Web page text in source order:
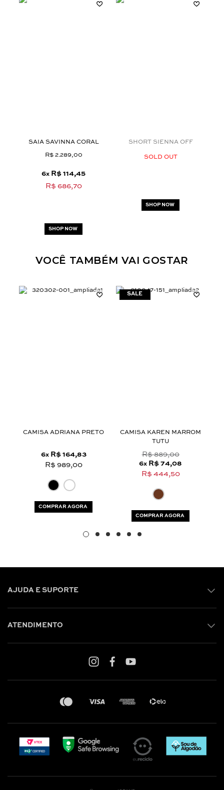
Aceito ostermos e polí­ticas de privacidade
SAIA SAVINNA CORAL
R$ 2.289,00
6x R$ 114,45
R$ 686,70
SHOP NOW
SHORT SIENNA OFF
SOLD OUT
SHOP NOW
VOCÊ TAMBÉM VAI GOSTAR
CAMISA ADRIANA PRETO
6x R$ 164,83
R$ 989,00
COMPRAR AGORA
CAMISA KAREN MARROM
TUTU
R$ 889,00
6x R$ 74,08
R$ 444,50
COMPRAR AGORA
AJUDA E SUPORTE
ATENDIMENTO
Whatsapp: (31) 97219-6604
Nossas Lojas